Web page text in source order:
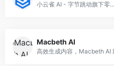
小云雀 AI - 字节跳动旗下零...
Macbeth AI
高效生成内容，Macbeth AI